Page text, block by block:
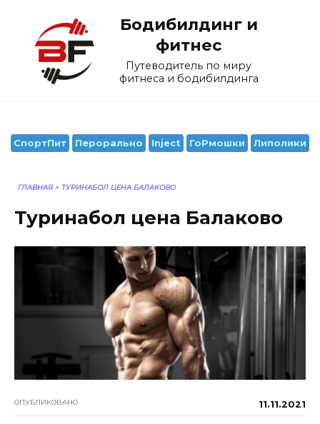
содержанию
Бодибилдинг и
фитнес
Путеводитель по миру
фитнеса и бодибилдинга
СпортПит Перорально Inject ГоРмошки Липолики
ГЛАВНАЯ > ТУРИНАБОЛ ЦЕНА БАЛАКОВО
Туринабол цена Балаково
ОПУБЛИКОВАНО 11.11.2021